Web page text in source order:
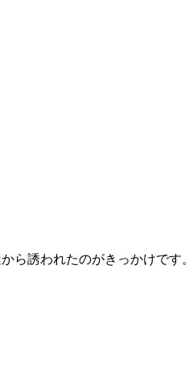
ら誘われたのがきっかけです。